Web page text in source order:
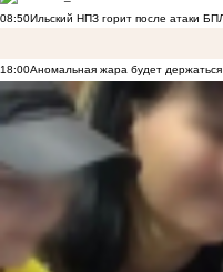
08:50Ильский НПЗ горит после атаки
18:00Аномальная жара будет